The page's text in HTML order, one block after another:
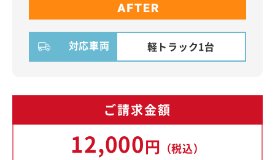
対応車両 軽トラック1台
ご請求金額
12,000円 （税込）